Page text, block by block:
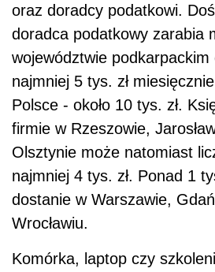
oraz doradcy podatkowi.
doradca podatkowy zarabia
województwie
najmniej 5 tys. zł
Polsce - około 10 tys. zł.
firmie w Rzeszowie,
Olsztynie może natomiast
najmniej 4 tys. zł. Ponad 1
dostanie w Warszawie,
Wrocławiu.
Komórka, laptop czy